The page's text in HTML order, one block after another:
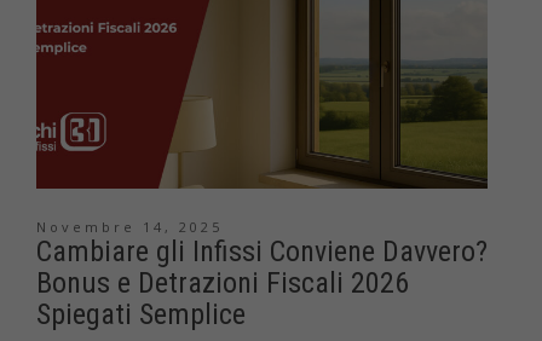
Novembre 14, 2025
Cambiare gli Infissi Conviene Davvero?
Bonus e Detrazioni Fiscali 2026
Spiegati Semplice